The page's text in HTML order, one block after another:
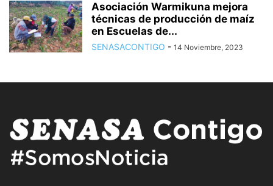
Asociación Warmikuna mejora
técnicas de producción de maíz
en Escuelas de...
SENASACONTIGO - 14 Noviembre, 2023